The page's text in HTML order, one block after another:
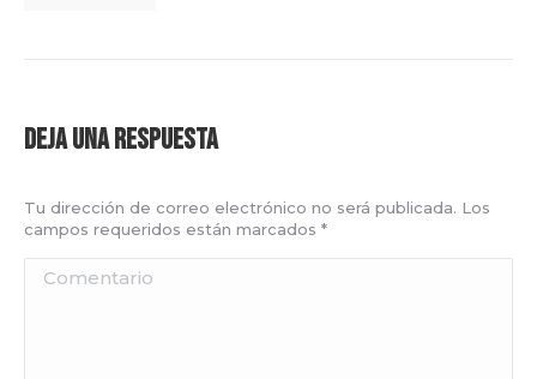
Deja una respuesta
Tu dirección de correo electrónico no será publicada. Los
campos requeridos están marcados *
Comentario